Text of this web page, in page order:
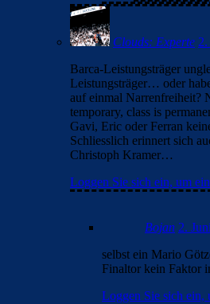
Clouds: Experte
Barca-Leistungsträger
Leistungsträger… oder
auf einmal Narrenfreiheit?
temporary, class is
Gavi, Eric oder Ferran
Schliesslich erinnert sich
Christoph Kramer…
Loggen Sie sich ein, um
Bojan 2.
selbst ein Mario
Finaltor kein Faktor
Loggen Sie sich ein,